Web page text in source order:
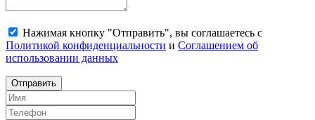
Нажимая кнопку "Отправить", вы соглашаетесь с
Политикой конфиденциальности и Соглашением об
использовании данных
Отправить